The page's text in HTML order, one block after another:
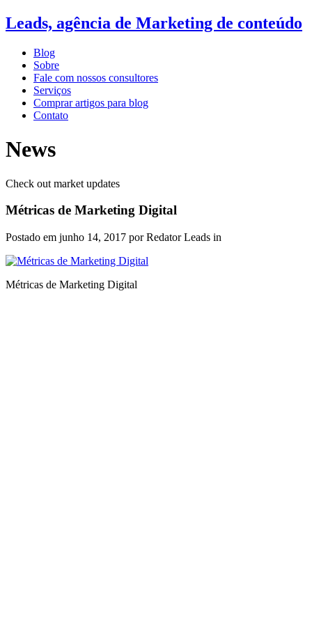
Leads, agência de Marketing de conteúdo
Blog
Sobre
Fale com nossos consultores
Serviços
Comprar artigos para blog
Contato
News
Check out market updates
Métricas de Marketing Digital
Postado em junho 14, 2017 por Redator Leads in
Métricas de Marketing Digital